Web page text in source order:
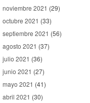
noviembre 2021 (29)
octubre 2021 (33)
septiembre 2021 (56)
agosto 2021 (37)
julio 2021 (36)
junio 2021 (27)
mayo 2021 (41)
abril 2021 (30)